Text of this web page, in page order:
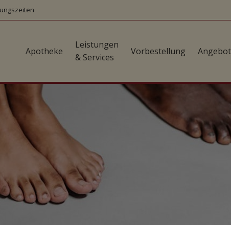
Apotheke
Leistungen
& Services
Vorbestellung